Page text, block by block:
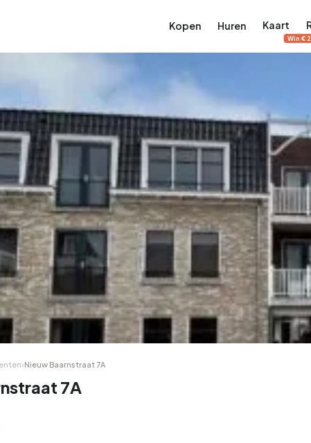
Kopen
Ontdek Amsterdam
Grachtengordel, Jordaan, De Pijp en meer
Koopwoningen in Amsterdam Bekijk op de
Appartementen Studio's
99
Hoekwoning
25
2-onder-1-kap
Huren
Ontdek Amsterdam
Grachtengordel, Jordaan, De Pijp en meer
Huurwoningen in Amsterdam
Appartementen Studio's
8
Hoekwoning Kamers
Kaart
Win
›Nieuw Baarnstraat 7A
7A